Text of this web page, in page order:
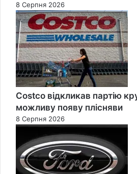
8 Серпня 2026
Costco відкликав партію
можливу появу плісняви
8 Серпня 2026